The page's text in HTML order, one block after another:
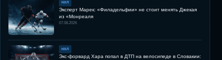
НХЛ
Эксперт Марек: «Филадельфии» не стоит менять Джекая
из «Монреаля
07.08.2026
НХЛ
Экс-форвард Хара попал в ДТП на велосипеде в Словакии: